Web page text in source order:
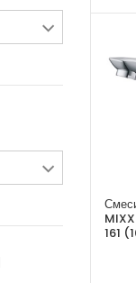
161